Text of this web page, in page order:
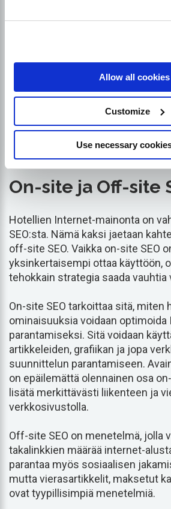
Allow all cookies
Customize
Use necessary
tarvitset visuaalisesti
saavuttaaksesi parhaat tulokset.
teknologiateollisuudessa tai millä
hyvä verkkosivusto on
kuvailisit vain sitä, miten turisti
antaa tietoa naapurustosta ja
palveluista. Erillinen
houkuttelevimpia seikkoja, jotka
On-site ja Off-site
Hotellien Internet-mainonta on
SEO:sta. Nämä kaksi jaetaan
off-site SEO. Vaikka on-site SEO
yksinkertaisempi ottaa käyttöön,
tehokkain strategia saada vauhtia
On-site SEO tarkoittaa sitä,
ominaisuuksia voidaan
parantamiseksi. Sitä voidaan
artikkeleiden, grafiikan ja jopa
suunnittelun parantamiseen.
on epäilemättä olennainen osa
lisätä merkittävästi liikenteen ja
verkkosivustolla.
Off-site SEO on menetelmä, jolla
takalinkkien määrää internet-
parantaa myös sosiaalisen
mutta vierasartikkelit, maksetut
ovat tyypillisimpiä menetelmiä.